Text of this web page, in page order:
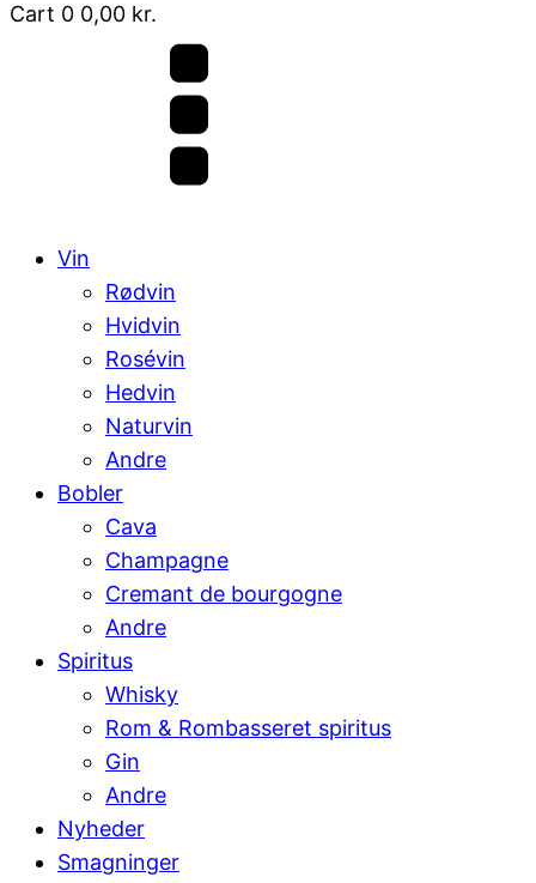
Cart 0 0,00 kr.
Vin
Rødvin
Hvidvin
Rosévin
Hedvin
Naturvin
Andre
Bobler
Cava
Champagne
Cremant de bourgogne
Andre
Spiritus
Whisky
Rom & Rombasseret spiritus
Gin
Andre
Nyheder
Smagninger